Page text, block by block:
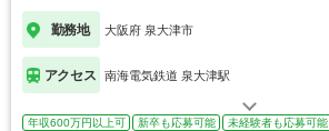
勤務地 大阪府 泉大津市
アクセス 南海電気鉄道 泉大津駅
年収600万円以上可 新卒も応募可能 未経験者も応募可能